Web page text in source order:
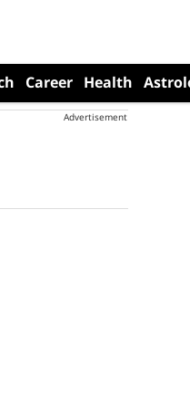
Career Health
Advertisement